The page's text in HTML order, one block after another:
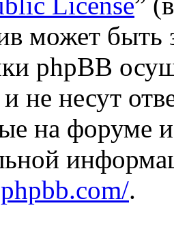
может быть
phpBB
не несут
на форуме
.